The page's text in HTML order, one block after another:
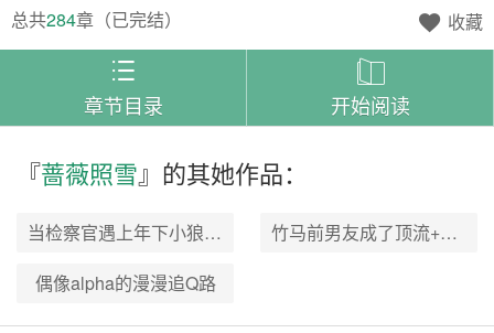
总共284章（已完结）  收藏

章节目录

开始阅读
『蔷薇照雪』的其她作品：
当检察官遇上年下小狼狗+番外
竹马前男友成了顶流+番外
偶像alpha的漫漫追Q路